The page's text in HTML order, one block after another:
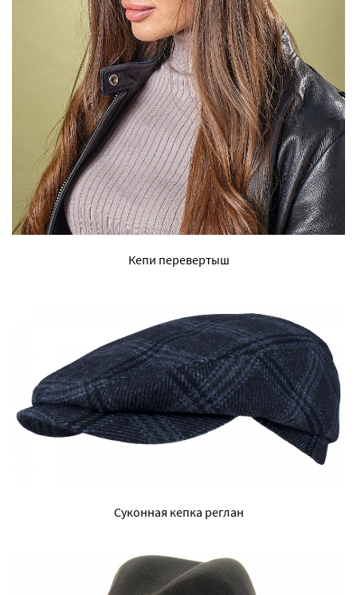
Кепи перевертыш
Суконная кепка реглан